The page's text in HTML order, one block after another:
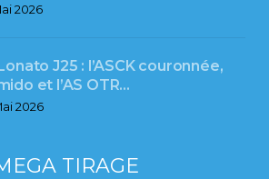
2026
J25 : l’ASCK couronnée,
et l’AS OTR…
2026
TIRAGE